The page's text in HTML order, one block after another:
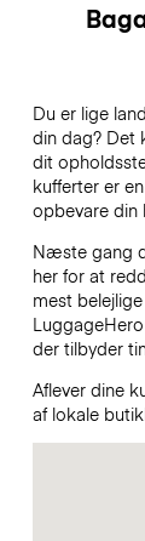
Du er lige
din dag? Det
dit
kufferter er
opbevare din
Næste gang
her for at
mest
der tilbyder
Aflever dine
af lokale